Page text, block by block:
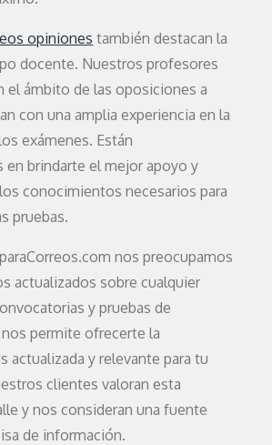
opiniones también destacan la
docente. Nuestros profesores
el ámbito de las oposiciones a
con una amplia experiencia en la
exámenes. Están
brindarte el mejor apoyo y
conocimientos necesarios para
pruebas.
nos preocupamos
actualizados sobre cualquier
y pruebas de
permite ofrecerte la
actualizada y relevante para tu
clientes valoran esta
y nos consideran una fuente
de información.